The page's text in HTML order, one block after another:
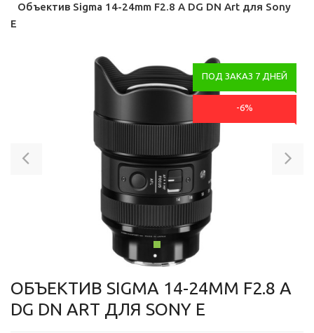
Объектив Sigma 14-24mm F2.8 A DG DN Art для Sony
E
ПОД ЗАКАЗ 7 ДНЕЙ
-6%
ОБЪЕКТИВ SIGMA 14-24MM F2.8 A
DG DN ART ДЛЯ SONY E